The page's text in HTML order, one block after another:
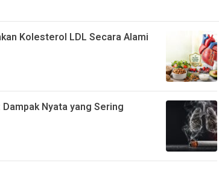
Kolesterol LDL Secara Alami
Nyata yang Sering